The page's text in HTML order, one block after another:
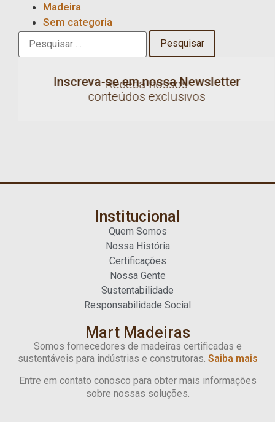
Madeira
Sem categoria
Inscreva-se em nossa Newsletter
Receba nossos
conteúdos exclusivos
Institucional
Quem Somos
Nossa História
Certificações
Nossa Gente
Sustentabilidade
Responsabilidade Social
Mart Madeiras
Somos fornecedores de madeiras certificadas e
sustentáveis para indústrias e construtoras. Saiba mais
Entre em contato conosco para obter mais informações
sobre nossas soluções.